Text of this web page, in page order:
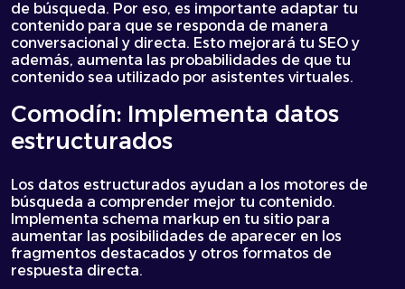
de búsqueda. Por eso, es importante adaptar tu
contenido para que se responda de manera
conversacional y directa. Esto mejorará tu SEO y
además, aumenta las probabilidades de que tu
contenido sea utilizado por asistentes virtuales.
Comodín: Implementa datos
estructurados
Los datos estructurados ayudan a los motores de
búsqueda a comprender mejor tu contenido.
Implementa schema markup en tu sitio para
aumentar las posibilidades de aparecer en los
fragmentos destacados y otros formatos de
respuesta directa.